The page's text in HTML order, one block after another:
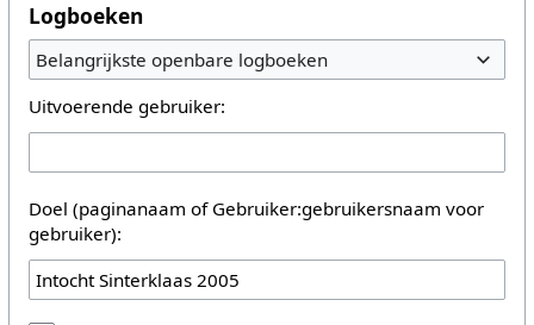
Logboeken
Belangrijkste openbare logboeken
Uitvoerende gebruiker:
Doel (paginanaam of Gebruiker:gebruikersnaam voor
gebruiker):